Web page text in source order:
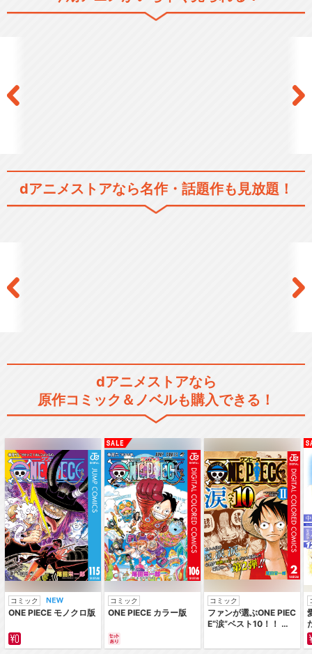
特『刀剣乱舞-花丸-』～雪ノ
巻～
特『刀剣乱舞-花丸-』～華ノ
巻～
阿津賀志山異聞～
ミュージカル『刀剣乱舞』 ～
幕末天狼傳～
ミュージカル『刀剣乱舞』 ～
真剣乱舞祭2016～
ミュージカル『刀剣乱舞』 ～
三百年の子守唄～
dアニメストアなら名作・話題作も見放題！
dアニメストアなら
原作コミック＆ノベルも購入できる！
コミック
ONE PIECE モノクロ版
コミック
ONE PIECE カラー版
コミック
ファンが選ぶONE PIEC
E“涙”ベスト10！！ ～
編～ カラー版